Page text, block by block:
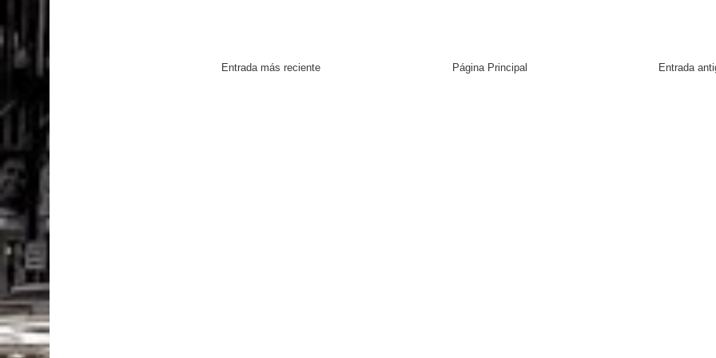
Entrada más reciente Entrada
Página Principal